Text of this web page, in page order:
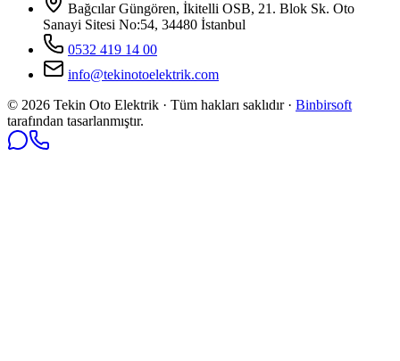
Bağcılar Güngören, İkitelli OSB, 21. Blok Sk. Oto
Sanayi Sitesi No:54, 34480 İstanbul
0532 419 14 00
info@tekinotoelektrik.com
© 2026 Tekin Oto Elektrik · Tüm hakları saklıdır · Binbirsoft
tarafından tasarlanmıştır.